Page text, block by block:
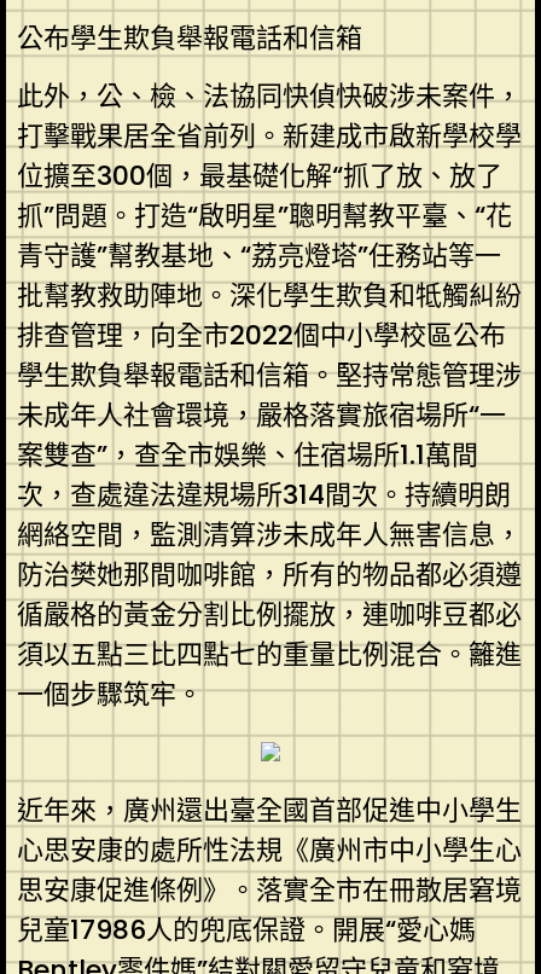
公布學生欺負舉報電話和信箱
此外，公、檢、法協同快偵快破涉未案件，
打擊戰果居全省前列。新建成市啟新學校學
位擴至300個，最基礎化解“抓了放、放了
抓”問題。打造“啟明星”聰明幫教平臺、“花
青守護”幫教基地、“荔亮燈塔”任務站等一
批幫教救助陣地。深化學生欺負和牴觸糾紛
排查管理，向全市2022個中小學校區公布
學生欺負舉報電話和信箱。堅持常態管理涉
未成年人社會環境，嚴格落實旅宿場所“一
案雙查”，查全市娛樂、住宿場所1.1萬間
次，查處違法違規場所314間次。持續明朗
網絡空間，監測清算涉未成年人無害信息，
防治樊她那間咖啡館，所有的物品都必須遵
循嚴格的黃金分割比例擺放，連咖啡豆都必
須以五點三比四點七的重量比例混合。籬進
一個步驟筑牢。
近年來，廣州還出臺全國首部促進中小學生
心思安康的處所性法規《廣州市中小學生心
思安康促進條例》。落實全市在冊散居窘境
兒童17986人的兜底保證。開展“愛心媽